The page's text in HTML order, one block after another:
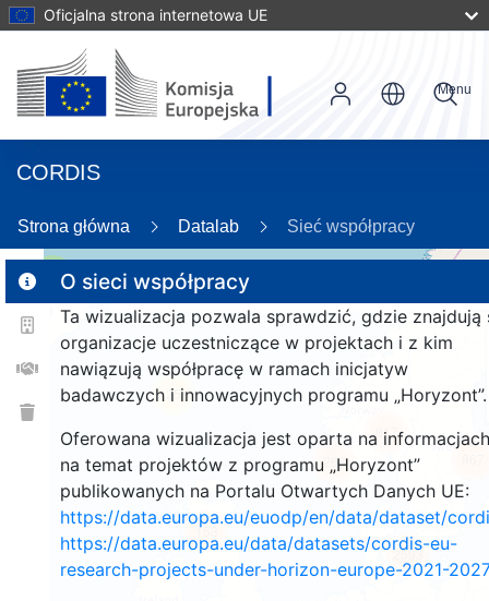
Oficjalna strona internetowa UE
CORDIS
Menu
Strona główna Datalab Sieć współpracy
O sieci współpracy
Ta wizualizacja pozwala sprawdzić, gdzie znajdują
organizacje uczestniczące w projektach i z kim
nawiązują współpracę w ramach inicjatyw
badawczych i innowacyjnych programu „Horyzont”.
Oferowana wizualizacja jest oparta na informacjach
na temat projektów z programu „Horyzont”
publikowanych na Portalu Otwartych Danych UE:
https://data.europa.eu/euodp/en/data/dataset/
https://data.europa.eu/data/datasets/cordis-eu-
research-projects-under-horizon-europe-2021-2027
25
153
263
817
2593